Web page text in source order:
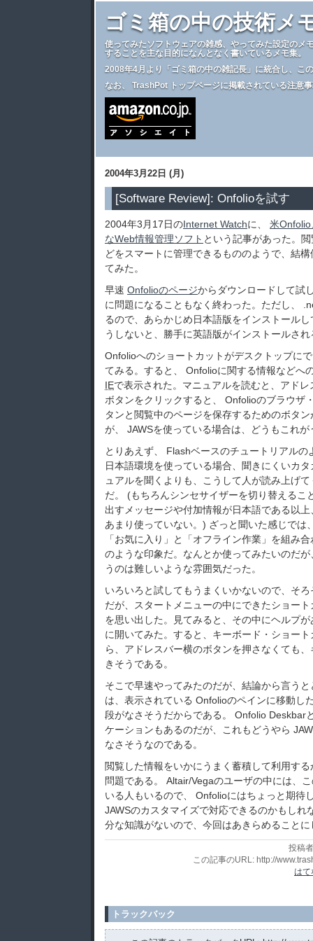
ゴミ箱の中の技術メ
使ってみたソフトウェアの雑感、やってみた設定のメ
することを主な目的になんとなく書いているメモ集。
2008年4月より
「ゴミ箱の中の雑記長」 に統合し、こ
なお、 TrashPot トップページに掲載されている注意
2004年3月22日 (月)
[Software Review]: Onfolioを試す
2004年3月17日のInternet Watchに、 米
なWeb情報管理ソフト という記事があった。
どをスマートに管理できるもののようで、結
てみた。
早速 Onfolioのページからダウンロードして試
に問題になることもなく終わった。ただし、
るので、あらかじめ日本語版をインストール
うしないと、勝手に英語版がインストールさ
Onfolioへのショートカットがデスクトップに
てみる。すると、 Onfolioに関する情報などへ
IEで表示された。マニュアルを読むと、アド
ボタンをクリックすると、 Onfolioのブラウザ
タンと閲覧中のページを保存するためのボタ
が、 JAWSを使っている場合は、どうもこれ
とりあえず、 Flashベースのチュートリアル
日本語環境を使っている場合、聞きにくいカ
ュアルを聞くよりも、こうして人が読み上げ
だ。 (もちろんシンセサイザーを切り替えるこ
出すメッセージや付加情報が日本語である以
あまり使っていない。) ざっと聞いた感じでは
「お気に入り」と「オフライン作業」を組み
のような印象だ。なんとか使ってみたいのだ
うのは難しいような雰囲気だった。
いろいろと試してもうまくいかないので、そ
だが、スタートメニューの中にできたショー
を思い出した。見てみると、その中にヘルプ
に開いてみた。すると、キーボード・ショー
ら、アドレスバー横のボタンを押さなくても
きそうである。
そこで早速やってみたのだが、結論から言う
は、表示されている Onfolioのペインに移動し
段がなさそうだからである。 Onfolio Deskbar
ケーションもあるのだが、これもどうやら
なさそうなのである。
閲覧した情報をいかにうまく蓄積して利用す
問題である。 Altair/Vegaのユーザの中には、
いる人もいるので、 Onfolioにはちょっと期待
JAWSのカスタマイズで対応できるのかもしれ
分な知識がないので、今回はあきらめること
投稿
この記事のURL: http://
は
トラックバック